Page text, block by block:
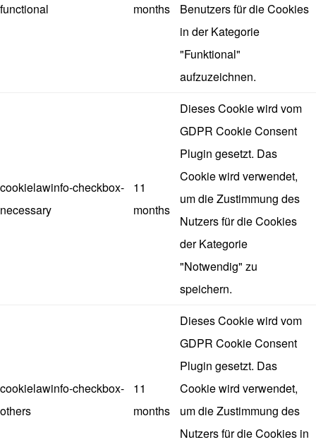
functional
months
Benutzers für die Cookies
in der Kategorie
"Funktional"
aufzuzeichnen.
cookielawinfo-checkbox-
necessary
11
months
Dieses Cookie wird vom
GDPR Cookie Consent
Plugin gesetzt. Das
Cookie wird verwendet,
um die Zustimmung des
Nutzers für die Cookies
der Kategorie
"Notwendig" zu
speichern.
cookielawinfo-checkbox-
others
11
months
Dieses Cookie wird vom
GDPR Cookie Consent
Plugin gesetzt. Das
Cookie wird verwendet,
um die Zustimmung des
Nutzers für die Cookies in